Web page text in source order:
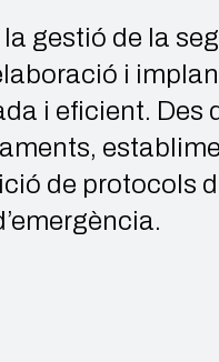
gestió de la
i
i eficient. Des
de protocols